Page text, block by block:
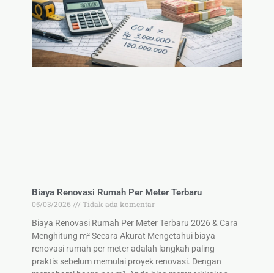
Biaya Renovasi Rumah Per Meter Terbaru
05/03/2026
Tidak ada komentar
Biaya Renovasi Rumah Per Meter Terbaru 2026 & Cara
Menghitung m² Secara Akurat Mengetahui biaya
renovasi rumah per meter adalah langkah paling
praktis sebelum memulai proyek renovasi. Dengan